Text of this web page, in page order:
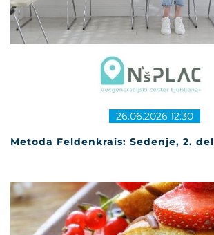
Metoda Feldenkrais: Sedenje, 2. del
26.06.2026 12:30